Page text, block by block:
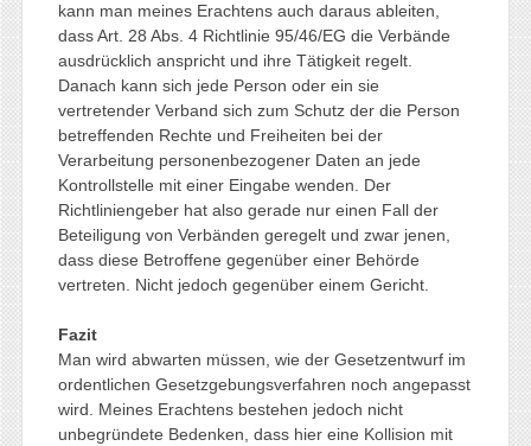
kann man meines Erachtens auch daraus ableiten,
dass Art. 28 Abs. 4 Richtlinie 95/46/EG die Verbände
ausdrücklich anspricht und ihre Tätigkeit regelt.
Danach kann sich jede Person oder ein sie
vertretender Verband sich zum Schutz der die Person
betreffenden Rechte und Freiheiten bei der
Verarbeitung personenbezogener Daten an jede
Kontrollstelle mit einer Eingabe wenden. Der
Richtliniengeber hat also gerade nur einen Fall der
Beteiligung von Verbänden geregelt und zwar jenen,
dass diese Betroffene gegenüber einer Behörde
vertreten. Nicht jedoch gegenüber einem Gericht.
Fazit
Man wird abwarten müssen, wie der Gesetzentwurf im
ordentlichen Gesetzgebungsverfahren noch angepasst
wird. Meines Erachtens bestehen jedoch nicht
unbegründete Bedenken, dass hier eine Kollision mit